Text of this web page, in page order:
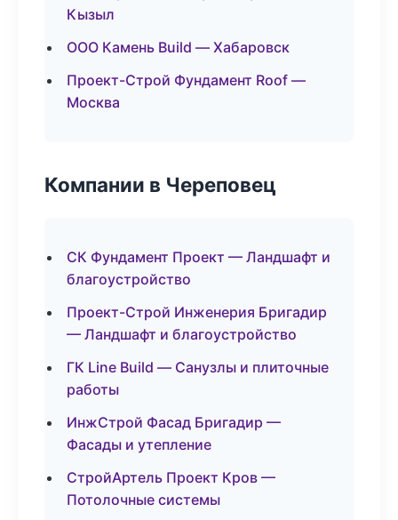
Кызыл
ООО Камень Build — Хабаровск
Проект-Строй Фундамент Roof —
Москва
Компании в Череповец
СК Фундамент Проект — Ландшафт и
благоустройство
Проект-Строй Инженерия Бригадир
— Ландшафт и благоустройство
ГК Line Build — Санузлы и плиточные
работы
ИнжСтрой Фасад Бригадир —
Фасады и утепление
СтройАртель Проект Кров —
Потолочные системы